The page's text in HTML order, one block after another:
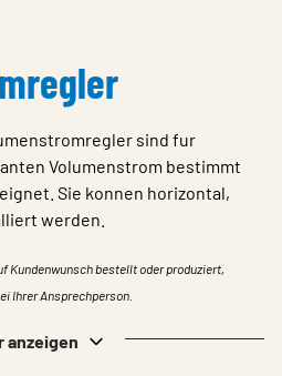
sind fur
Volumenstrom bestimmt
Sie konnen horizontal,
werden.
Kundenwunsch bestellt oder produziert,
Ihrer Ansprechperson.
anzeigen